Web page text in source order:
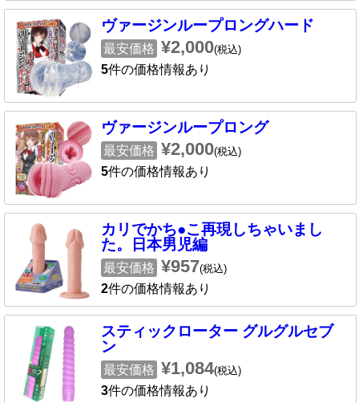
ヴァージンループロングハード
最安価格 ¥2,000(税込)
5件の価格情報あり
ヴァージンループロング
最安価格 ¥2,000(税込)
5件の価格情報あり
カリでかち●こ再現しちゃいまし
た。日本男児編
最安価格 ¥957(税込)
2件の価格情報あり
スティックローター グルグルセブ
ン
最安価格 ¥1,084(税込)
3件の価格情報あり